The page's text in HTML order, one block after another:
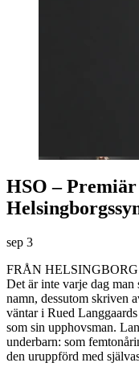
HSO –
sep 3
FRÅN
Det är inte varje dag
namn, dessutom skriven
väntar i Rued
som sin upphovsman.
underbarn: som
den uruppförd med